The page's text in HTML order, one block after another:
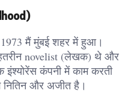
मैं मुंबई शहर में हुआ।
novelist (लेखक) थे और
इंश्योरेंस कंपनी में काम करती
नितिन और अजीत है।